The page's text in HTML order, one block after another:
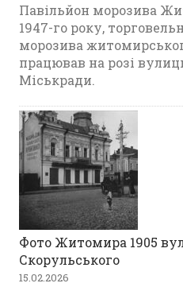
Павільйон морозива
1947-го року,
морозива
працював на розі
Міськради.
Фото Житомира 1905
Скорульського
15.02.2026